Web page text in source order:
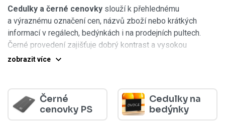
Cedulky a černé cenovky slouží k přehlednému
a výraznému označení cen, názvů zboží nebo krátkých
informací v regálech, bedýnkách i na prodejních pultech.
Černé provedení zajišťuje dobrý kontrast a vysokou
čitelnost, díky čemuž jsou informace snadno viditelné
na jednoduchý, jednotný a moderní vzhled značení.
V kategorii najdete různé typy černých cenovek a cedulek
vhodné pro obchody, tržnice i menší provozy.
zobrazit více
Černé
cenovky PS
Cedulky na
bedýnky